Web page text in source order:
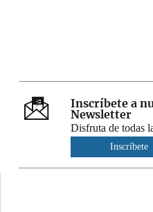
Inscríbete a
Newsletter
Disfruta de todas
Inscríbete